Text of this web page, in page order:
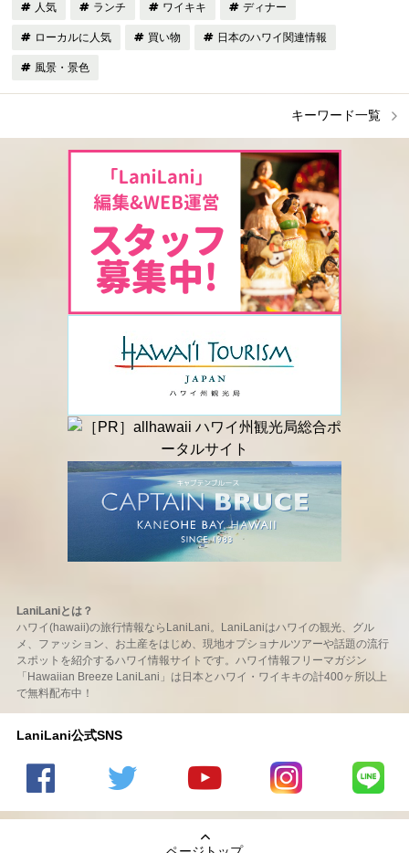
人気 ランチ ワイキキ ディナー
ローカルに人気 買い物 日本のハワイ関連情報
風景・景色
キーワード一覧
LaniLaniとは？
ハワイ(hawaii)の旅行情報ならLaniLani。LaniLaniはハワイの観光、グル
メ、ファッション、お土産をはじめ、現地オプショナルツアーや話題の流行
スポットを紹介するハワイ情報サイトです。ハワイ情報フリーマガジン
「Hawaiian Breeze LaniLani」は日本とハワイ・ワイキキの計400ヶ所以上
で無料配布中！
LaniLani公式SNS
の
のtwitter
の
Youtube
LaniLani
LaniLani